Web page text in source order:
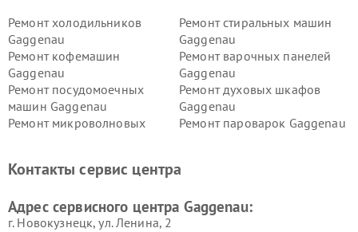
Ремонт холодильников
Gaggenau
Ремонт стиральных машин
Gaggenau
Ремонт кофемашин
Gaggenau
Ремонт варочных панелей
Gaggenau
Ремонт посудомоечных
машин Gaggenau
Ремонт духовых шкафов
Gaggenau
Ремонт микроволновых
Ремонт пароварок Gaggenau
Контакты сервис центра
Адрес сервисного центра Gaggenau:
г. Новокузнецк, ул. Ленина, 2